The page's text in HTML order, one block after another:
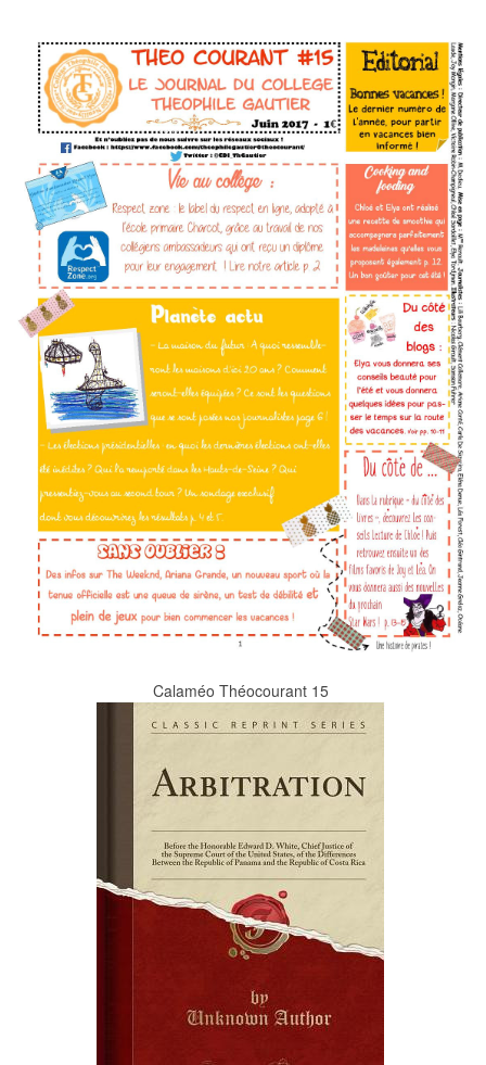
Calaméo Théocourant 15